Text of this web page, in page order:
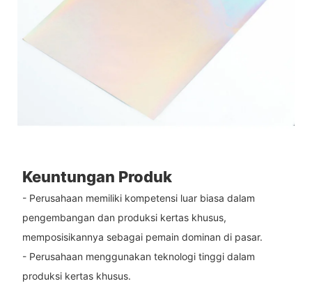
Keuntungan Produk
- Perusahaan memiliki kompetensi luar biasa dalam
pengembangan dan produksi kertas khusus,
memposisikannya sebagai pemain dominan di pasar.
- Perusahaan menggunakan teknologi tinggi dalam
produksi kertas khusus.